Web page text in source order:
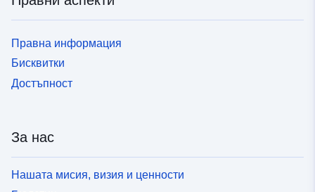
Правна информация
Бисквитки
Достъпност
За нас
Нашата мисия, визия и ценности